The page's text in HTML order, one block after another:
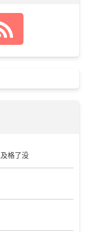
格了没